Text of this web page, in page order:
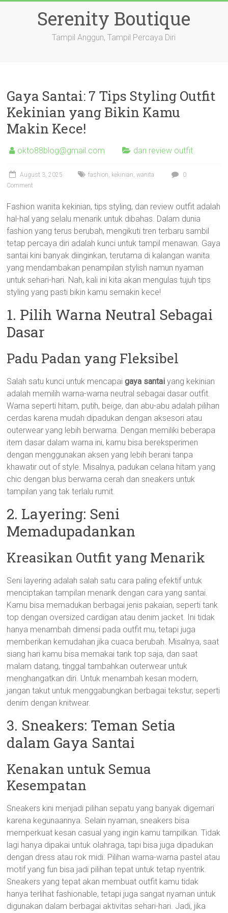
Serenity Boutique
Tampil Anggun, Tampil Percaya Diri
Gaya Santai: 7 Tips Styling Outfit
Kekinian yang Bikin Kamu
Makin Kece!
okto88blog@gmail.com dan review outfit
August 3, 2025 fashion, kekinian,wanita
0
Comment
Fashion wanita kekinian, tips styling, dan review outfit adalah
hal-hal yang selalu menarik untuk dibahas. Dalam dunia
fashion yang terus berubah, mengikuti tren terbaru sambil
tetap percaya diri adalah kunci untuk tampil menawan. Gaya
santai kini banyak diinginkan, terutama di kalangan wanita
yang mendambakan penampilan stylish namun nyaman
untuk sehari-hari. Nah, kali ini kita akan mengulas tujuh tips
styling yang pasti bikin kamu semakin kece!
1. Pilih Warna Neutral Sebagai
Dasar
Padu Padan yang Fleksibel
Salah satu kunci untuk mencapaigaya santai yang kekinian
adalah memilih warna-warna neutral sebagai dasar outfit.
Warna seperti hitam, putih, beige, dan abu-abu adalah pilihan
cerdas karena mudah dipadukan dengan aksesori atau
outerwear yang lebih berwarna. Dengan memiliki beberapa
item dasar dalam warna ini, kamu bisa bereksperimen
dengan menggunakan aksen yang lebih berani tanpa
khawatir out of style. Misalnya, padukan celana hitam yang
chic dengan blus berwarna cerah dan sneakers untuk
tampilan yang tak terlalu rumit.
2. Layering: Seni
Memadupadankan
Kreasikan Outfit yang Menarik
Seni layering adalah salah satu cara paling efektif untuk
menciptakan tampilan menarik dengan cara yang santai.
Kamu bisa memadukan berbagai jenis pakaian, seperti tank
top dengan oversized cardigan atau denim jacket. Ini tidak
hanya menambah dimensi pada outfit mu, tetapi juga
memberikan kemudahan jika cuaca berubah. Misalnya, saat
siang hari kamu bisa memakai tank top saja, dan saat
malam datang, tinggal tambahkan outerwear untuk
menghangatkan diri. Untuk menambah kesan modern,
jangan takut untuk menggabungkan berbagai tekstur, seperti
denim dengan knitwear.
3. Sneakers: Teman Setia
dalam Gaya Santai
Kenakan untuk Semua
Kesempatan
Sneakers kini menjadi pilihan sepatu yang banyak digemari
karena kegunaannya. Selain nyaman, sneakers bisa
memperkuat kesan casual yang ingin kamu tampilkan. Tidak
lagi hanya dipakai untuk olahraga, tapi bisa juga dipadukan
dengan dress atau rok midi. Pilihan warna-warna pastel atau
motif yang fun bisa jadi pilihan tepat untuk tetap nyentrik.
Sneakers yang tepat akan membuat outfit kamu tidak
hanya terlihat fashionable, tetapi juga sangat nyaman untuk
digunakan dalam berbagai aktivitas sehari-hari. Jadi, jika